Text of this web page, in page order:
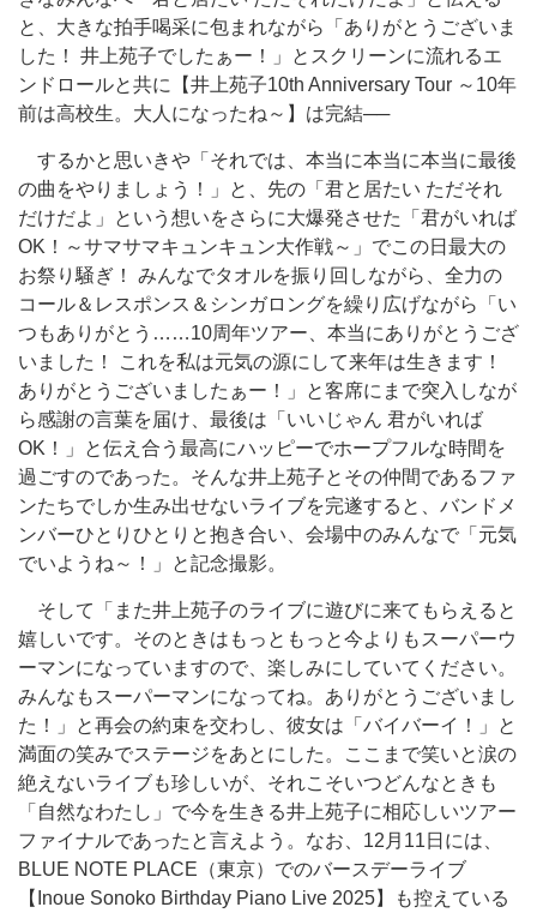
と、大きな拍手喝采に包まれながら「ありがとうございま
した！ 井上苑子でしたぁー！」とスクリーンに流れるエ
ンドロールと共に【井上苑子10th Anniversary Tour ～10年
前は高校生。大人になったね～】は完結──
するかと思いきや「それでは、本当に本当に本当に最後
の曲をやりましょう！」と、先の「君と居たい ただそれ
だけだよ」という想いをさらに大爆発させた「君がいれば
OK！～サマサマキュンキュン大作戦～」でこの日最大の
お祭り騒ぎ！ みんなでタオルを振り回しながら、全力の
コール＆レスポンス＆シンガロングを繰り広げながら「い
つもありがとう……10周年ツアー、本当にありがとうござ
いました！ これを私は元気の源にして来年は生きます！
ありがとうございましたぁー！」と客席にまで突入しなが
ら感謝の言葉を届け、最後は「いいじゃん 君がいれば
OK！」と伝え合う最高にハッピーでホープフルな時間を
過ごすのであった。そんな井上苑子とその仲間であるファ
ンたちでしか生み出せないライブを完遂すると、バンドメ
ンバーひとりひとりと抱き合い、会場中のみんなで「元気
でいようね～！」と記念撮影。
そして「また井上苑子のライブに遊びに来てもらえると
嬉しいです。そのときはもっともっと今よりもスーパーウ
ーマンになっていますので、楽しみにしていてください。
みんなもスーパーマンになってね。ありがとうございまし
た！」と再会の約束を交わし、彼女は「バイバーイ！」と
満面の笑みでステージをあとにした。ここまで笑いと涙の
絶えないライブも珍しいが、それこそいつどんなときも
「自然なわたし」で今を生きる井上苑子に相応しいツアー
ファイナルであったと言えよう。なお、12月11日には、
BLUE NOTE PLACE（東京）でのバースデーライブ
【Inoue Sonoko Birthday Piano Live 2025】も控えている